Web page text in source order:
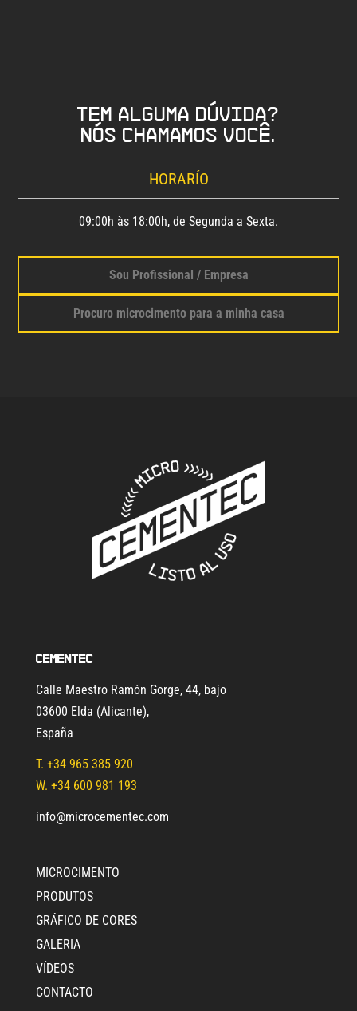
Tem alguma dúvida?
Nós chamamos você.
HORARÍO
09:00h às 18:00h, de Segunda a Sexta.
Sou Profissional / Empresa
Procuro microcimento para a minha casa
Cementec
Calle Maestro Ramón Gorge, 44, bajo
03600 Elda (Alicante),
España
T. +34 965 385 920
W. +34 600 981 193
info@microcementec.com
MICROCIMENTO
PRODUTOS
GRÁFICO DE CORES
GALERIA
VÍDEOS
CONTACTO